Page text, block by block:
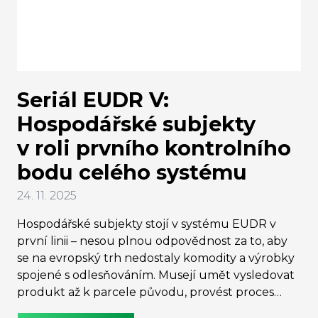
Seriál EUDR V:
Hospodářské subjekty
v roli prvního kontrolního
bodu celého systému
24. 11. 2025
Hospodářské subjekty stojí v systému EUDR v
první linii – nesou plnou odpovědnost za to, aby
se na evropský trh nedostaly komodity a výrobky
spojené s odlesňováním. Musejí umět vysledovat
produkt až k parcele původu, provést proces